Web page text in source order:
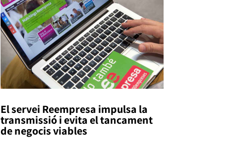
El servei Reempresa impulsa la
transmissió i evita el tancament
de negocis viables